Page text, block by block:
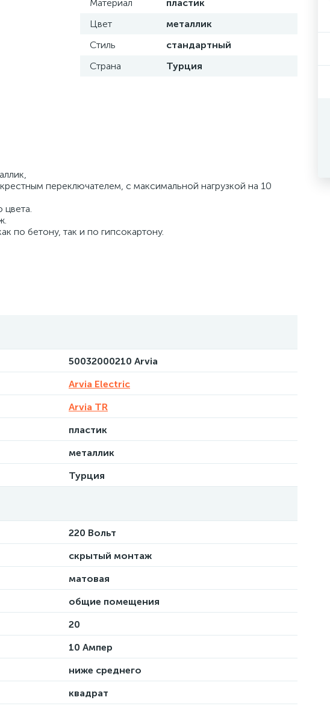
Материал
пластик
Цвет
металлик
Стиль
стандартный
Страна
Турция
переключателем, с максимальной нагрузкой на 10
цвета.
по бетону, так и по гипсокартону.
50032000210 Arvia
Arvia Electric
Arvia TR
пластик
металлик
Турция
220 Вольт
скрытый монтаж
матовая
общие помещения
20
10 Ампер
ниже среднего
квадрат